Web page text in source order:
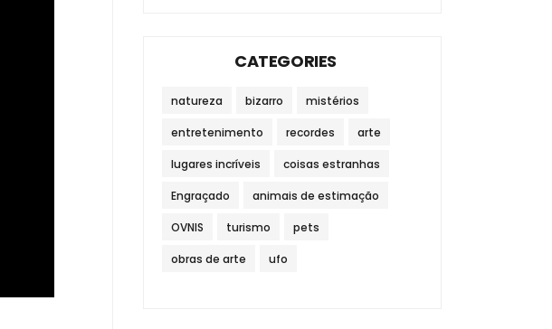
CATEGORIES
natureza bizarro mistérios
entretenimento recordes arte
lugares incríveis coisas estranhas
Engraçado animais de estimação
OVNIS turismo pets
obras de arte ufo